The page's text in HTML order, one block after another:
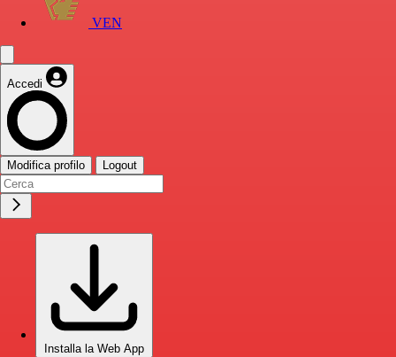
VEN
Accedi
Modifica profilo Logout
Installa la Web App